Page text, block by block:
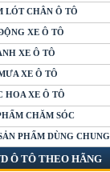
LÓT CHÂN Ô TÔ
XE Ô TÔ
XE Ô TÔ
XE Ô TÔ
HOA XE Ô TÔ
CHĂM SÓC
PHẨM DÙNG CHUNG
Ô TÔ THEO HÃNG